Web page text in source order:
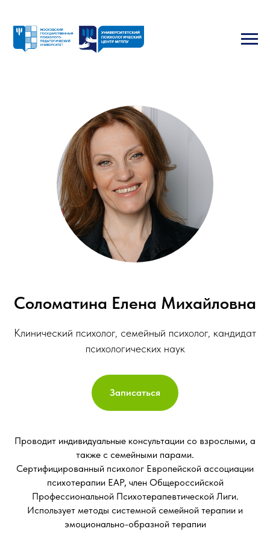
Соломатина Елена Михайловна
Клинический психолог, семейный психолог, кандидат
психологических наук
Записаться
Проводит индивидуальные консультации со взрослыми, а
также с семейными парами.
Сертифицированный психолог Европейской ассоциации
психотерапии EAP, член Общероссийской
Профессиональной Психотерапевтической Лиги.
Использует методы системной семейной терапии и
эмоционально-образной терапии